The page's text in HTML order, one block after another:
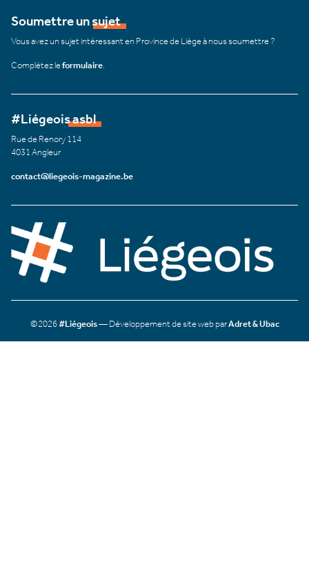
Soumettre un sujet
Vous avez un sujet intéressant en Province de Liège à nous soumettre ?
Complétez leformulaire
#Liégeois asbl
Rue de Renory 114
4031 Angleur
contact@liegeois-magazine.be
©2026#Liégeois— Développement de site web parAdret & Ubac